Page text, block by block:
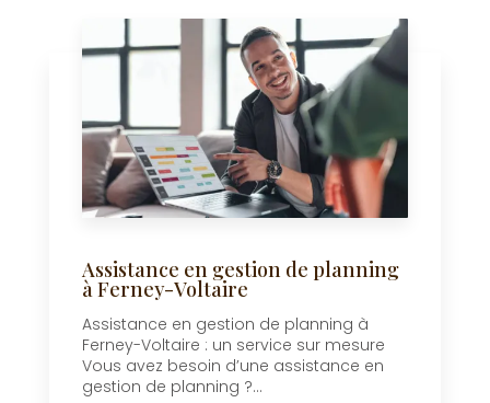
Assistance en gestion de planning
à Ferney-Voltaire
Assistance en gestion de planning à
Ferney-Voltaire : un service sur mesure
Vous avez besoin d’une assistance en
gestion de planning ?...